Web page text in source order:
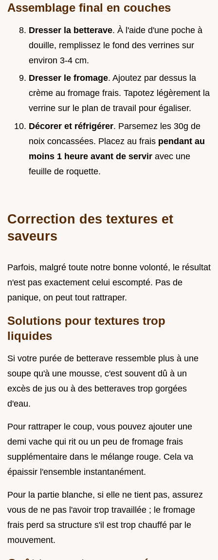
Assemblage final en couches
Dresser la betterave. À l'aide d'une poche à
douille, remplissez le fond des verrines sur
environ 3-4 cm.
Dresser le fromage. Ajoutez par dessus la
crème au fromage frais. Tapotez légèrement la
verrine sur le plan de travail pour égaliser.
Décorer et réfrigérer. Parsemez les 30g de
noix concassées. Placez au frais pendant au
moins 1 heure avant de servir avec une
feuille de roquette.
Correction des textures et
saveurs
Parfois, malgré toute notre bonne volonté, le résultat
n'est pas exactement celui escompté. Pas de
panique, on peut tout rattraper.
Solutions pour textures trop
liquides
Si votre purée de betterave ressemble plus à une
soupe qu'à une mousse, c'est souvent dû à un
excès de jus ou à des betteraves trop gorgées
d'eau.
Pour rattraper le coup, vous pouvez ajouter une
demi vache qui rit ou un peu de fromage frais
supplémentaire dans le mélange rouge. Cela va
épaissir l'ensemble instantanément.
Pour la partie blanche, si elle ne tient pas, assurez
vous de ne pas l'avoir trop travaillée ; le fromage
frais perd sa structure s'il est trop chauffé par le
mouvement.